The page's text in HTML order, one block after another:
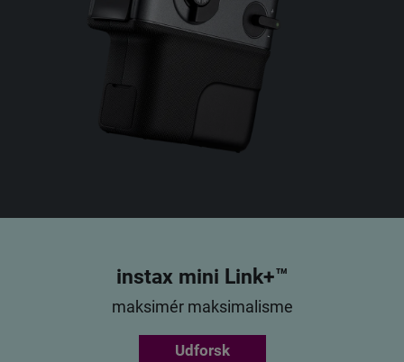
instax mini Link+™
maksimér maksimalisme
Udforsk